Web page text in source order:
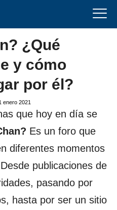
¿Qué
y cómo
por él?
enero 2021
que hoy en día se
Es un foro que
diferentes momentos
publicaciones de
pasando por
hasta por ser un sitio